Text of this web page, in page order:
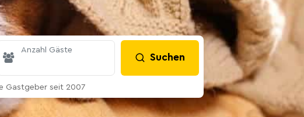
Anzahl Gäste
Suchen
Gastgeber seit 2007